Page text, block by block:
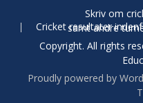
Skriv om
Cricket resultater indenfor Test Series,
Copyright. All rights
Proudly powered by